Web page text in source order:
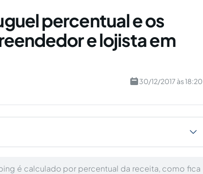
percentual e os
e lojista em
30/12/2017 às 18:20
é calculado por percentual da receita, como fica